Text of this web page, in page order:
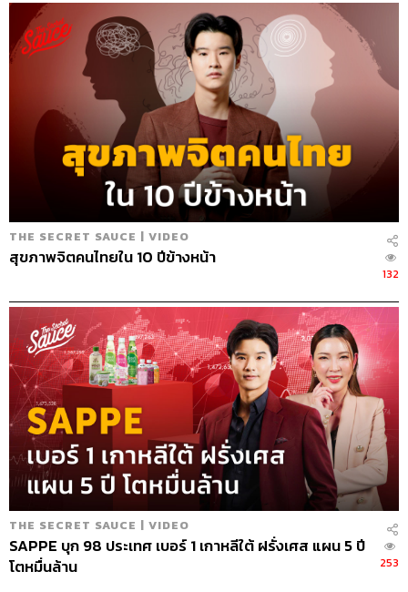
THE SECRET SAUCE | VIDEO
สุขภาพจิตคนไทยใน 10 ปีข้างหน้า
132
THE SECRET SAUCE | VIDEO
SAPPE บุก 98 ประเทศ เบอร์ 1 เกาหลีใต้ ฝรั่งเศส แผน 5 ปี
โตหมื่นล้าน
253